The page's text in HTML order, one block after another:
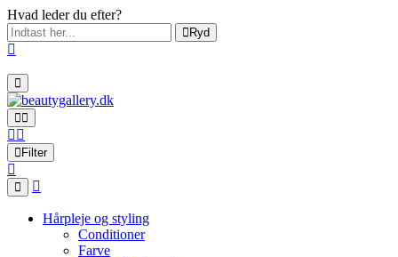
Hvad leder du efter?
Ryd
Filter
Hårpleje og styling
Conditioner
Farve